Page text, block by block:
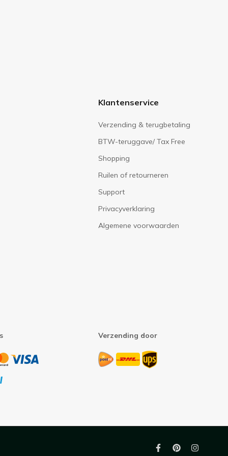
Klantenservice
Verzending & terugbetaling
BTW-teruggave/ Tax Free
Shopping
Ruilen of retourneren
Support
Privacyverklaring
Algemene voorwaarden
Verzending door